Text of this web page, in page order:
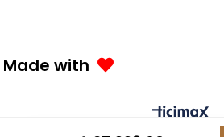
Made with